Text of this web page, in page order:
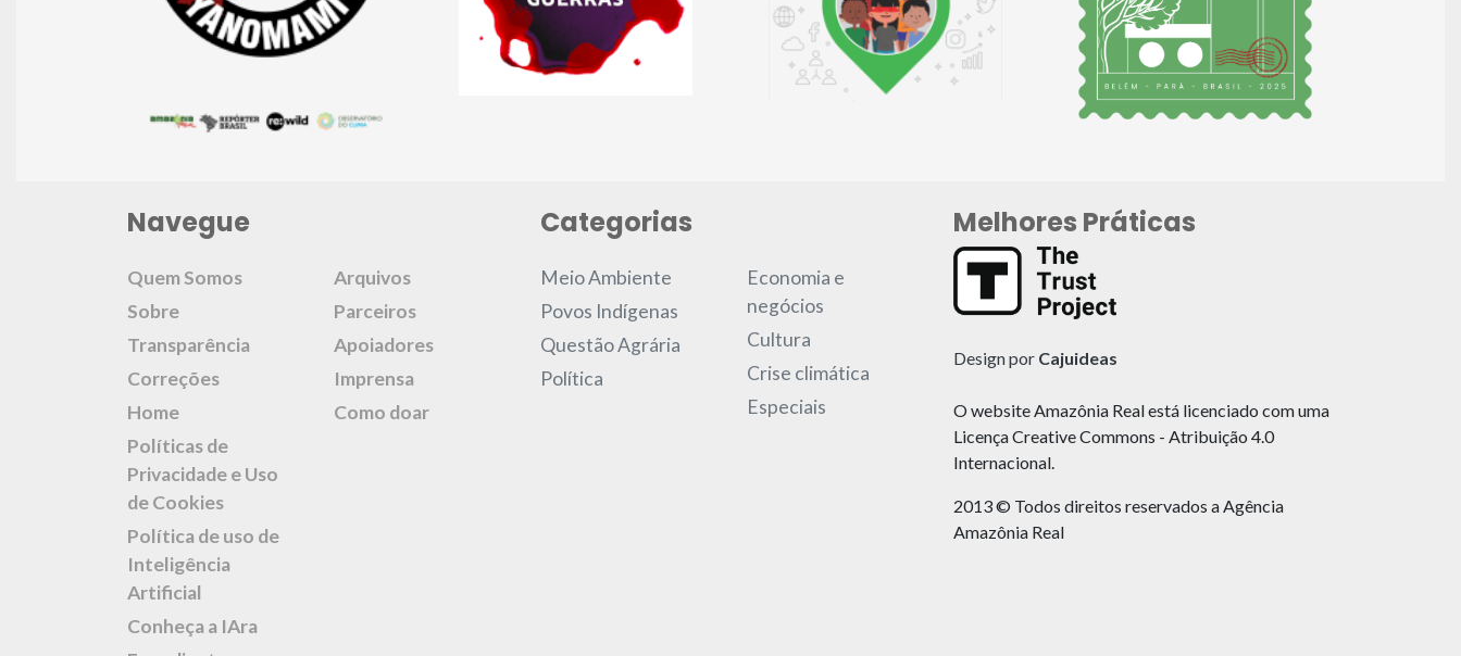
Navegue
Quem Somos
Sobre
Transparência
Correções
Home
Políticas de
Privacidade e Uso
de Cookies
Política de uso de
Inteligência
Artificial
Conheça a IAra
Arquivos
Parceiros
Apoiadores
Imprensa
Como doar
Categorias
Meio Ambiente
Povos Indígenas
Questão Agrária
Política
Economia e
negócios
Cultura
Crise climática
Especiais
Melhores Práticas
Design por Cajuideas
O website Amazônia Real está licenciado com uma
Licença Creative Commons - Atribuição 4.0
Internacional.
2013 © Todos direitos reservados a Agência
Amazônia Real